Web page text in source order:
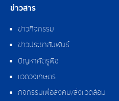
ข่าวสาร
ข่าวกิจกรรม
ข่าวประชาสัมพันธ์
ปัญหาศัตรูพืช
แวดวงเกษตร
กิจกรรมเพื่อสังคม/สิ่งแวดล้อม